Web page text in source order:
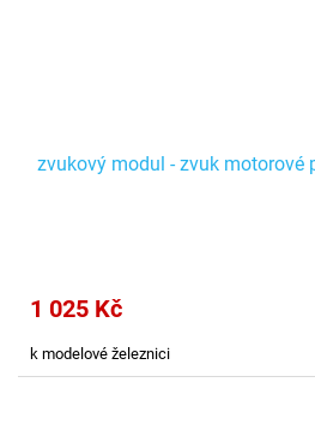
zvukový modul - zvuk motorové
1 025 Kč
k modelové železnici